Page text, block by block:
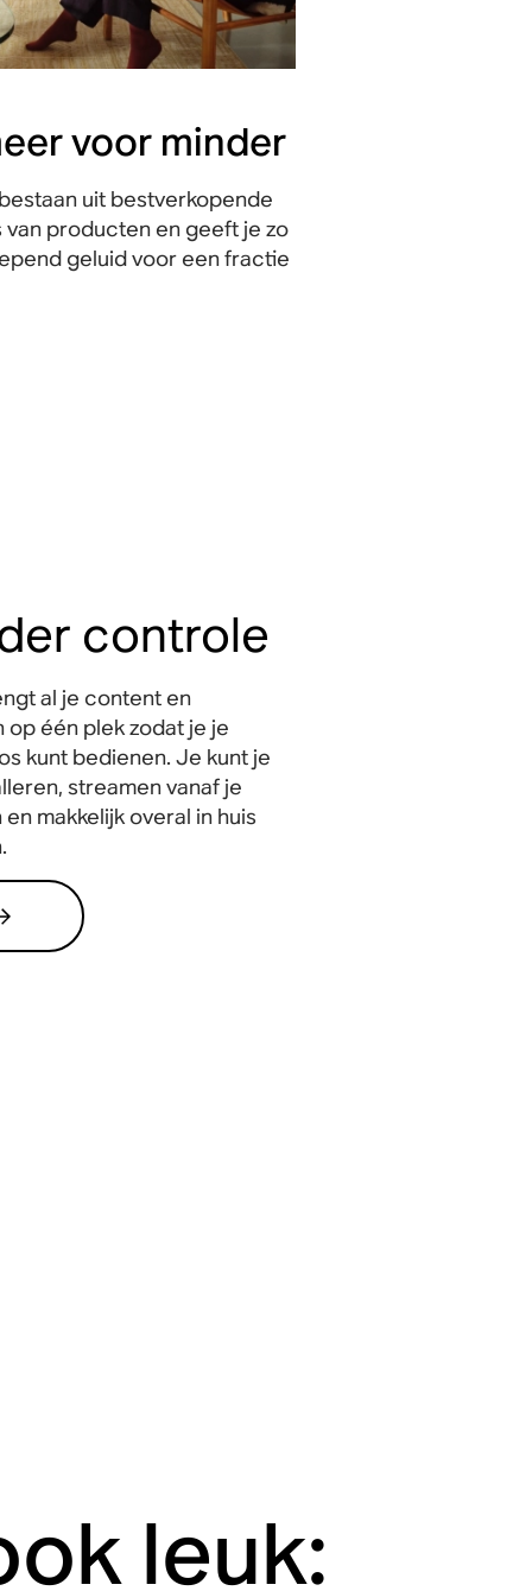
voor minder
uit bestverkopende
producten en geeft je zo
geluid voor een fractie
controle
al je content en
op één plek zodat je je
kunt bedienen. Je kunt je
streamen vanaf je
makkelijk overal in huis
leuk: